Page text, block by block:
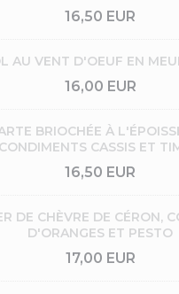
16,50 EUR
AU VENT D'OEUF EN
16,00 EUR
BRIOCHÉE À
CONDIMENTS CASSIS ET
16,50 EUR
DE CHÈVRE DE CÉRON,
D'ORANGES ET PESTO
17,00 EUR